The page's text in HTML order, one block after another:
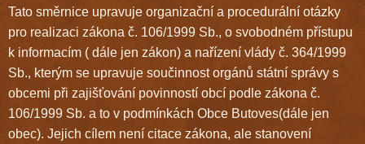
Tato směrnice upravuje organizační a procedurální otázky
pro realizaci zákona č. 106/1999 Sb., o svobodném přístupu
k informacím ( dále jen zákon) a nařízení vlády č. 364/1999
Sb., kterým se upravuje součinnost orgánů státní správy s
obcemi při zajišťování povinností obcí podle zákona č.
106/1999 Sb. a to v podmínkách Obce Butoves(dále jen
obec). Jejich cílem není citace zákona, ale stanovení